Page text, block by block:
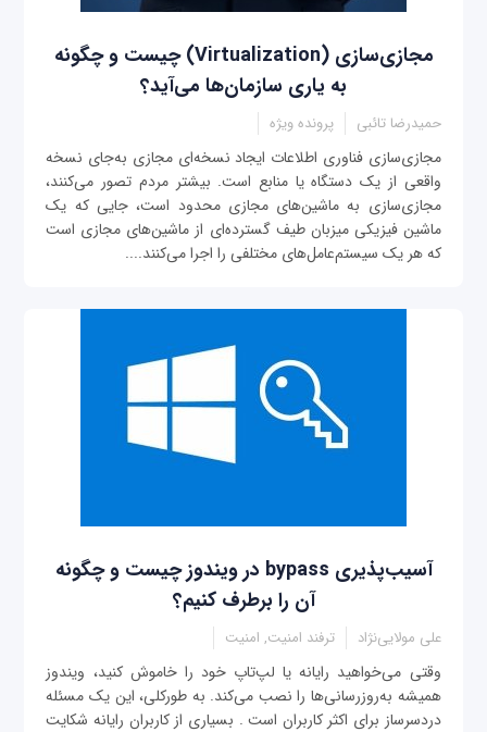
مجازی‌سازی (Virtualization) چیست و چگونه
به یاری سازمان‌ها می‌آید؟
حمیدرضا تائبی پرونده ویژه
مجازی‌سازی فناوری اطلاعات ایجاد نسخه‌ای مجازی به‌جای نسخه‌
واقعی از یک دستگاه یا منابع است. بیشتر مردم تصور می‌کنند،
مجازی‌سازی به ماشین‌های مجازی محدود است، جایی که یک
ماشین فیزیکی میزبان طیف گسترده‌ای از ماشین‌های مجازی است
که هر یک سیستم‌عامل‌های مختلفی را اجرا می‌کنند....
آسیب‌پذیری bypass در ویندوز چیست و چگونه
آن را برطرف کنیم؟
علی مولایی‌نژاد ترفند امنیت, امنیت
وقتی می‌خواهید رایانه یا لپ‌تاپ خود را خاموش کنید، ویندوز
همیشه به‌روزرسانی‌ها را نصب می‌کند. به طور‌کلی، این یک مسئله
دردسرساز برای اکثر کاربران است . بسیاری از کاربران رایانه شکایت